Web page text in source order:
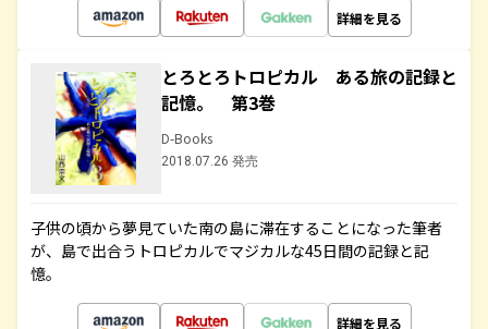
詳細を見る
とろとろトロピカル ある旅の記録と
記憶。 第3巻
D-Books
2018.07.26 発売
子供の頃から夢見ていた南の島に滞在することになった筆者
が、島で出合うトロピカルでマジカルな45日間の記録と記
憶。
詳細を見る